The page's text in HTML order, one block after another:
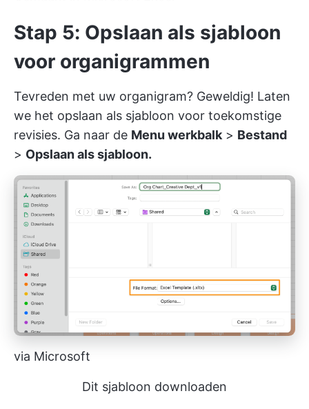
Stap 5: Opslaan als sjabloon
voor organigrammen
Tevreden met uw organigram? Geweldig! Laten
we het opslaan als sjabloon voor toekomstige
revisies. Ga naar de Menu werkbalk > Bestand
> Opslaan als sjabloon.
via Microsoft
Dit sjabloon downloaden